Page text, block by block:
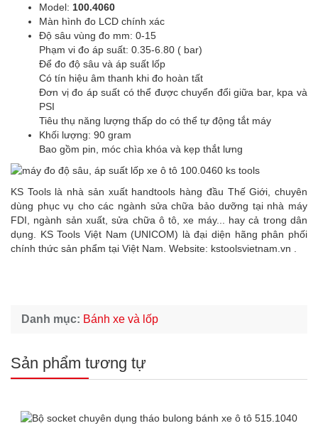
Model: 100.4060
Màn hình đo LCD chính xác
Độ sâu vùng đo mm: 0-15
Phạm vi đo áp suất: 0.35-6.80 ( bar)
Để đo độ sâu và áp suất lốp
Có tín hiệu âm thanh khi đo hoàn tất
Đơn vị đo áp suất có thể được chuyển đổi giữa bar, kpa và
PSI
Tiêu thụ năng lượng thấp do có thể tự động tắt máy
Khối lượng: 90 gram
Bao gồm pin, móc chìa khóa và kẹp thắt lưng
KS Tools là nhà sản xuất handtools hàng đầu Thế Giới, chuyên
dùng phục vụ cho các ngành sửa chữa bảo dưỡng tại nhà máy
FDI, ngành sản xuất, sửa chữa ô tô, xe máy... hay cả trong dân
dụng. KS Tools Việt Nam (UNICOM) là đại diện hãng phân phối
chính thức sản phẩm tại Việt Nam. Website: kstoolsvietnam.vn
Danh mục: Bánh xe và lốp
Sản phẩm tương tự